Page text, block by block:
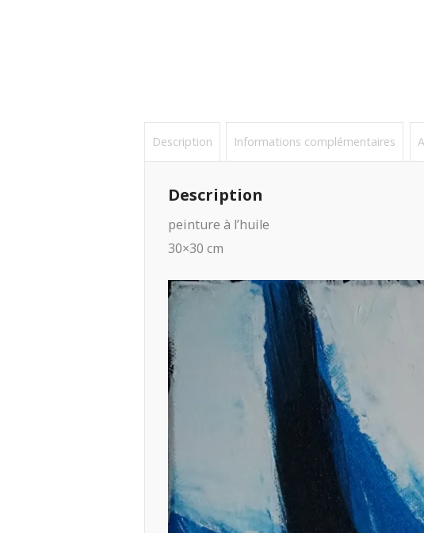
Description Informations complémentaires
Description
peinture à l’huile
30×30 cm